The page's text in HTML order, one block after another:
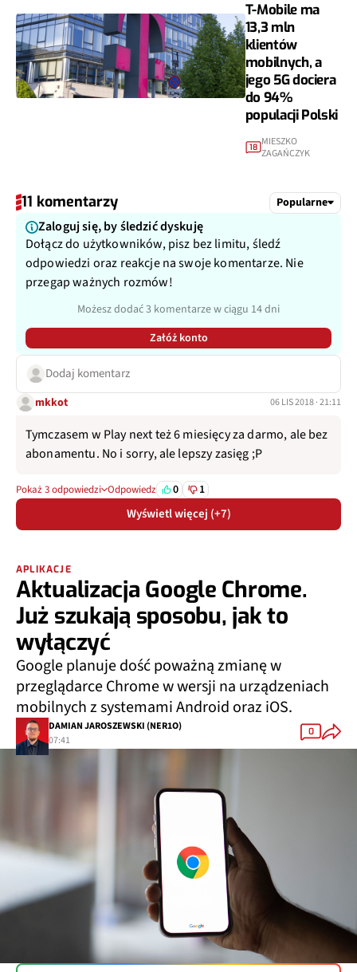
T-Mobile ma
13,3 mln
klientów
mobilnych, a
jego 5G dociera
do 94%
populacji Polski
18 MIESZKO
ZAGAŃCZYK
11 komentarzy Popularne
Zaloguj się, by śledzić dyskuję
Dołącz do użytkowników, pisz bez limitu, śledź
odpowiedzi oraz reakcje na swoje komentarze. Nie
przegap ważnych rozmów!
Możesz dodać 3 komentarze w ciągu 14 dni
Załóż konto
Dodaj komentarz
mkkot 06 LIS 2018 · 21:11
Tymczasem w Play next też 6 miesięcy za darmo, ale bez
abonamentu. No i sorry, ale lepszy zasięg ;P
Pokaż 3 odpowiedzi Odpowiedz 0 1
Wyświetl więcej (+7)
APLIKACJE
Aktualizacja Google Chrome.
Już szukają sposobu, jak to
wyłączyć
Google planuje dość poważną zmianę w
przeglądarce Chrome w wersji na urządzeniach
mobilnych z systemami Android oraz iOS.
DAMIAN JAROSZEWSKI (NER1O)
07:41
0